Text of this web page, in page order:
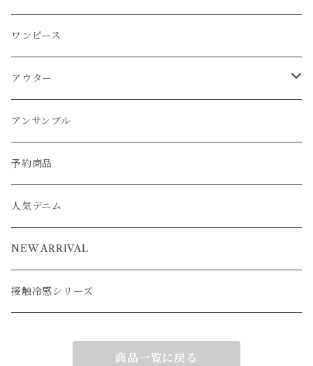
ベスト
カーディガン
アウター
スカート
アウター
ブルゾン
ジャケット
アンサンブル
プルオーバー
ワンピース
アウター
ベスト
ジャケット
アンサンブル
チュニック
パーカー
ワンピース
ベスト
カーディガン
ブルゾン
チュニック
ワンピース
カーディガン
パーカー
パーカー
カーディガン
ワンピース
ベスト
ポンチョ
アウター
パンツ
スカート
ワンピース
アウター
ブルゾン
ジャケット
コート
ベスト
アンサンブル
予約商品
人気デニム
NEW ARRIVAL
接触冷感シリーズ
商品一覧に戻る